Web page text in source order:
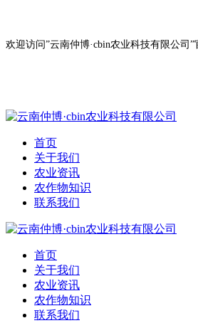
欢迎访问”云南仲博·cbin农业科技有限公司”
首页
关于我们
农业资讯
农作物知识
联系我们
首页
关于我们
农业资讯
农作物知识
联系我们